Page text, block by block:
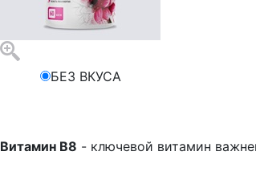
БЕЗ ВКУСА
Витамин B8 - ключевой витамин